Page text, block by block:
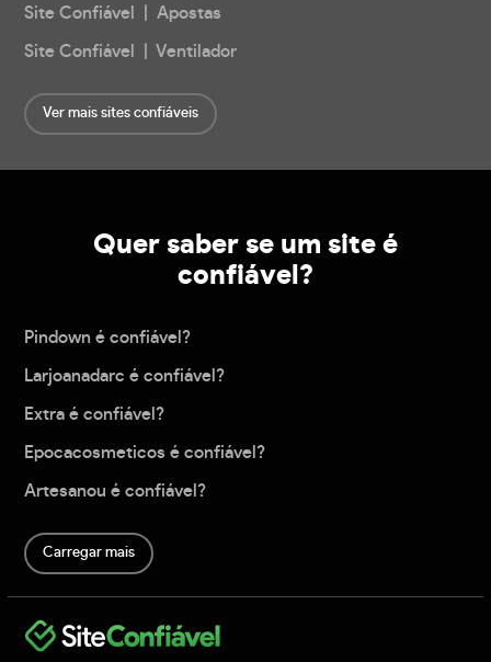
Site Confiável | Apostas
Site Confiável | Ventilador
Ver mais sites confiáveis
Quer saber se um site é
confiável?
Pindown é confiável?
Larjoanadarc é confiável?
Extra é confiável?
Epocacosmeticos é confiável?
Artesanou é confiável?
Carregar mais